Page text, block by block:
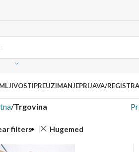
PREUZIMANJEPRIJAVA/
/Trgovina
filters Hugemed